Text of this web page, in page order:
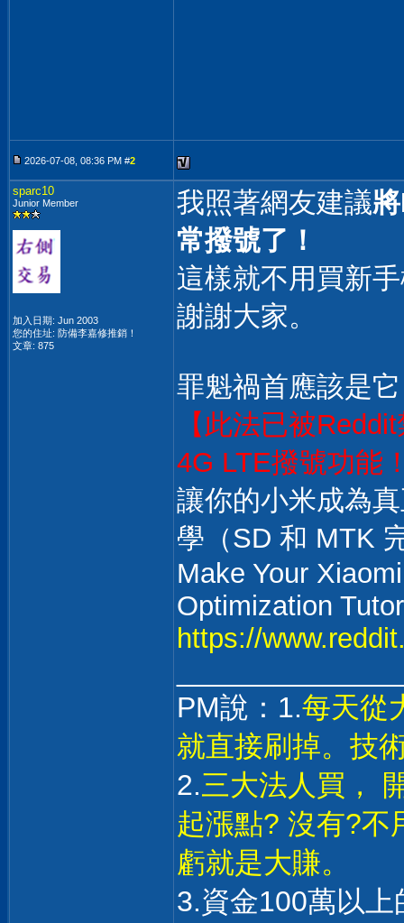
2026-07-08, 08:36 PM #2
sparc10
Junior Member
加入日期: Jun 2003
您的住址: 防備李嘉修推銷！
文章: 875
我照著網友建議
常撥號了！
這樣就不用買新
謝謝大家。
罪魁禍首應該是
【此法已被
4G LTE撥號功能
讓你的小米成為
學（SD 和 MTK
Make Your
Optimization
https://
PM說：1.每天從
就直接刷掉。技
2.三大法人買，
起漲點? 沒有?不
虧就是大賺。
3.資金100萬以